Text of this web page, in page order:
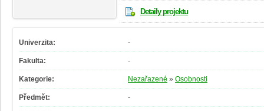
Detaily projektu
Univerzita: -
Fakulta: -
Kategorie: Nezařazené » Osobnosti
Předmět: -